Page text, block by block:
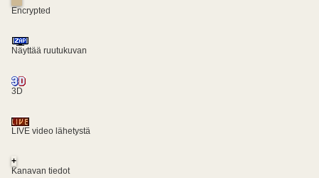
Encrypted
Näyttää ruutukuvan
3D
LIVE video lähetystä
+
Kanavan tiedot